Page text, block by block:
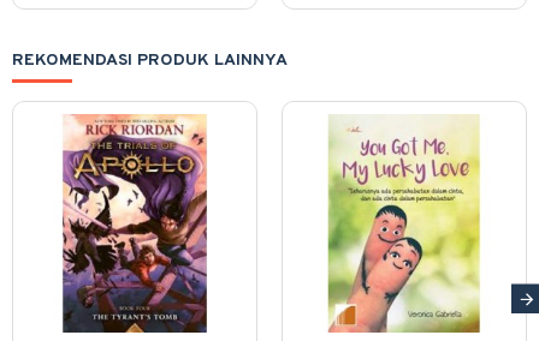
REKOMENDASI PRODUK LAINNYA